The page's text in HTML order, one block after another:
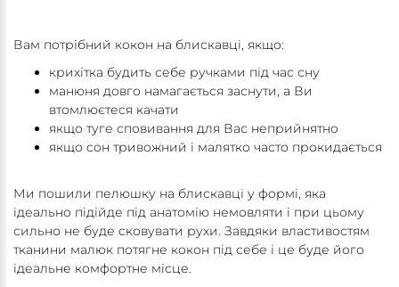
Вам потрібний кокон на блискавці, якщо:
крихітка будить себе ручками під час сну
манюня довго намагається заснути, а Ви
втомлюєтеся качати
якщо туге сповивання для Вас неприйнятно
якщо сон тривожний і малятко часто прокидається
Ми пошили пелюшку на блискавці у формі, яка
ідеально підійде під анатомію немовляти і при цьому
сильно не буде сковувати рухи. Завдяки властивостям
тканини малюк потягне кокон під себе і це буде його
ідеальне комфортне місце.